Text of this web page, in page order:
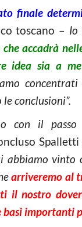
finale
toscano – Io
accadrà
idea sia a
concentrati
conclusioni”.
con il
abbiamo vinto
arriveremo al
nostro
basi importanti